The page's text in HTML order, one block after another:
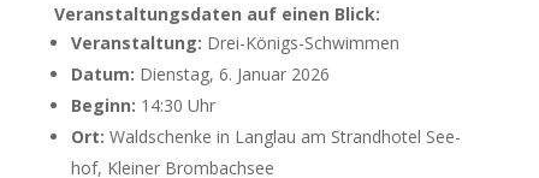
Ver­an­stal­tungs­da­ten auf einen Blick:
Ver­an­stal­tung: Drei-Königs-Schwim­men
Datum: Diens­tag, 6. Janu­ar 2026
Beginn: 14:30 Uhr
Ort: Wald­schen­ke in Langlau am Strand­ho­tel See­
hof, Klei­ner Brom­b­ach­see